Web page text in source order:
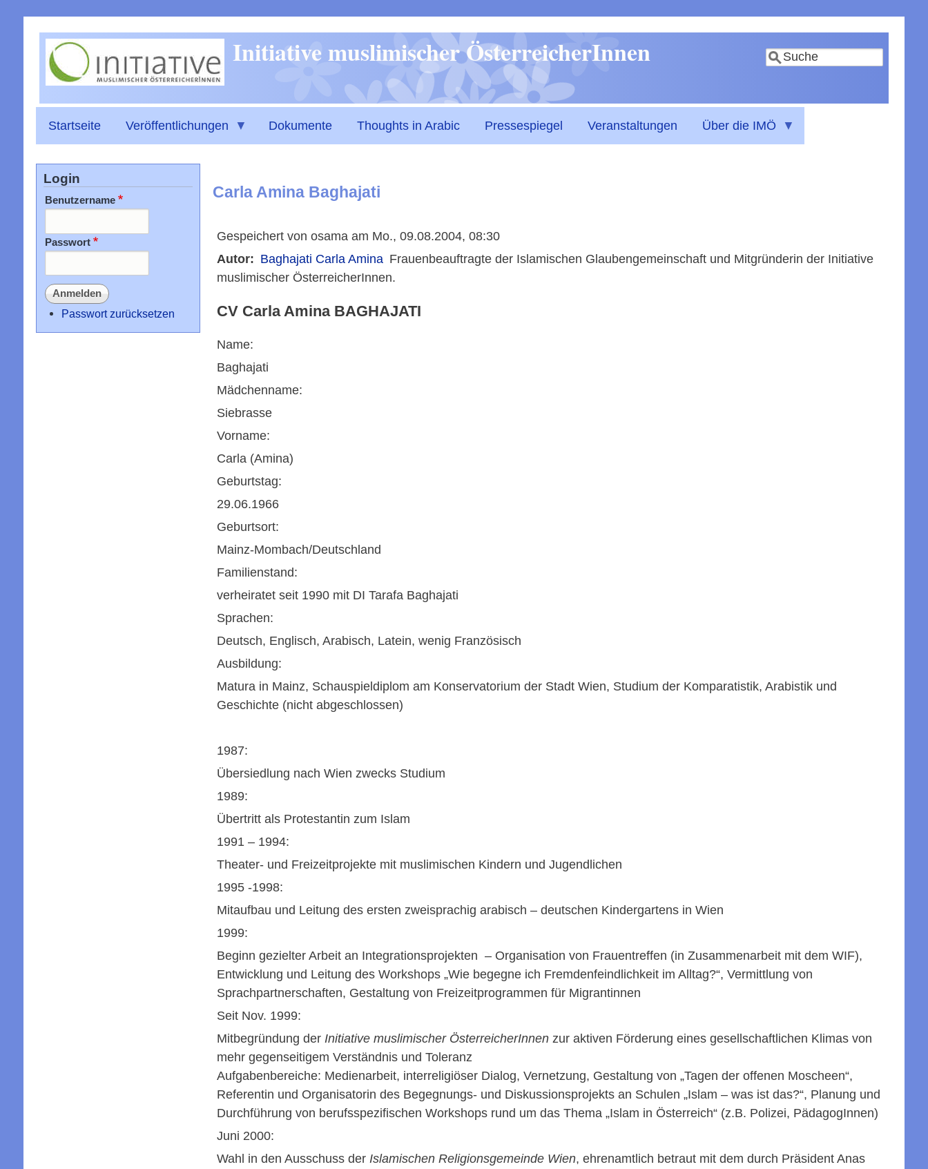
zum
Inhalt
Suche
Initiative muslimischer ÖsterreicherInnen
Startseite Veröffentlichungen Dokumente Thoughts in Arabic Pressespiegel Veranstaltungen Über die IMÖ
Carla Amina Baghajati
Gespeichert von osama am Mo., 09.08.2004, 08:30
Autor
Baghajati Carla Amina Frauenbeauftragte der Islamischen Glaubengemeinschaft und Mitgründerin der Initiative
muslimischer ÖsterreicherInnen.
CV Carla Amina BAGHAJATI
Name:
Baghajati
Mädchenname:
Siebrasse
Vorname:
Carla (Amina)
Geburtstag:
29.06.1966
Geburtsort:
Mainz-Mombach/Deutschland
Familienstand:
verheiratet seit 1990 mit DI Tarafa Baghajati
Sprachen:
Deutsch, Englisch, Arabisch, Latein, wenig Französisch
Ausbildung:
Matura in Mainz, Schauspieldiplom am Konservatorium der Stadt Wien, Studium der Komparatistik, Arabistik und
Geschichte (nicht abgeschlossen)
1987:
Übersiedlung nach Wien zwecks Studium
1989:
Übertritt als Protestantin zum Islam
1991 – 1994:
Theater- und Freizeitprojekte mit muslimischen Kindern und Jugendlichen
1995 -1998:
Mitaufbau und Leitung des ersten zweisprachig arabisch – deutschen Kindergartens in Wien
1999:
Beginn gezielter Arbeit an Integrationsprojekten – Organisation von Frauentreffen (in Zusammenarbeit mit dem WIF),
Entwicklung und Leitung des Workshops „Wie begegne ich Fremdenfeindlichkeit im Alltag?“, Vermittlung von
Sprachpartnerschaften, Gestaltung von Freizeitprogrammen für Migrantinnen
Seit Nov. 1999:
Mitbegründung der Initiative muslimischer ÖsterreicherInnenzur aktiven Förderung eines gesellschaftlichen Klimas von
mehr gegenseitigem Verständnis und Toleranz
Aufgabenbereiche: Medienarbeit, interreligiöser Dialog, Vernetzung, Gestaltung von „Tagen der offenen Moscheen“,
Referentin und Organisatorin des Begegnungs- und Diskussionsprojekts an Schulen „Islam – was ist das?“, Planung und
Durchführung von berufsspezifischen Workshops rund um das Thema „Islam in Österreich“ (z.B. Polizei, PädagogInnen)
Juni 2000:
Wahl in den Ausschuss der Islamischen Religionsgemeinde Wien, ehrenamtlich betraut mit dem durch Präsident Anas
Login
Benutzername
Passwort
Passwort zurücksetzen